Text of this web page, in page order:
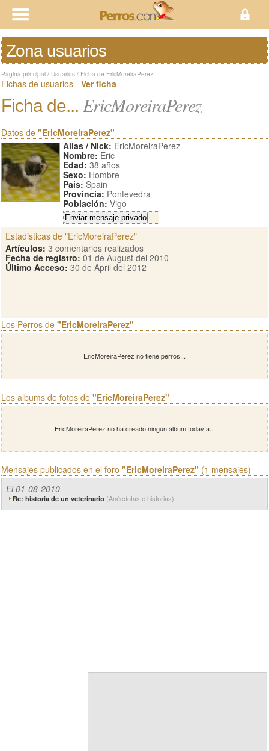
Zona usuarios
Página principal / Usuarios / Ficha de EricMoreiraPerez
Fichas de usuarios - Ver ficha
Ficha de... EricMoreiraPerez
Datos de "EricMoreiraPerez"
Alias / Nick: EricMoreiraPerez
Nombre: Eric
Edad: 38 años
Sexo: Hombre
Pais: Spain
Provincia: Pontevedra
Población: Vigo
Estadisticas de "EricMoreiraPerez"
Artículos: 3 comentarios realizados
Fecha de registro: 01 de August del 2010
Último Acceso: 30 de April del 2012
Los Perros de "EricMoreiraPerez"
EricMoreiraPerez no tiene perros...
Los albums de fotos de "EricMoreiraPerez"
EricMoreiraPerez no ha creado ningún álbum todavía...
Mensajes publicados en el foro "EricMoreiraPerez" (1 mensajes)
El 01-08-2010
Re: historia de un veterinario (Anécdotas e historias)